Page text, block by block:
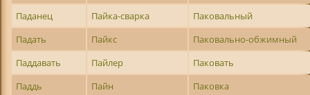
Паданец
Пайка-сварка
Паковальный
Падать
Пайкс
Паковально-обжимный
Паддавать
Пайлер
Паковать
Паддь
Пайн
Паковка